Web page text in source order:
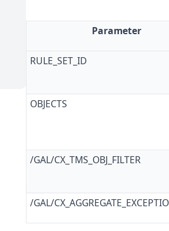
Parameter
RULE_SET_ID
OBJECTS
/GAL/CX_TMS_OBJ_FILTER
/GAL/